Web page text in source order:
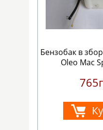
Бензобак в
Oleo Mac